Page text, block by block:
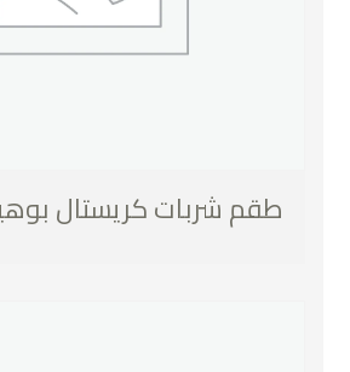
طقم شربات كريستال بوهيمي